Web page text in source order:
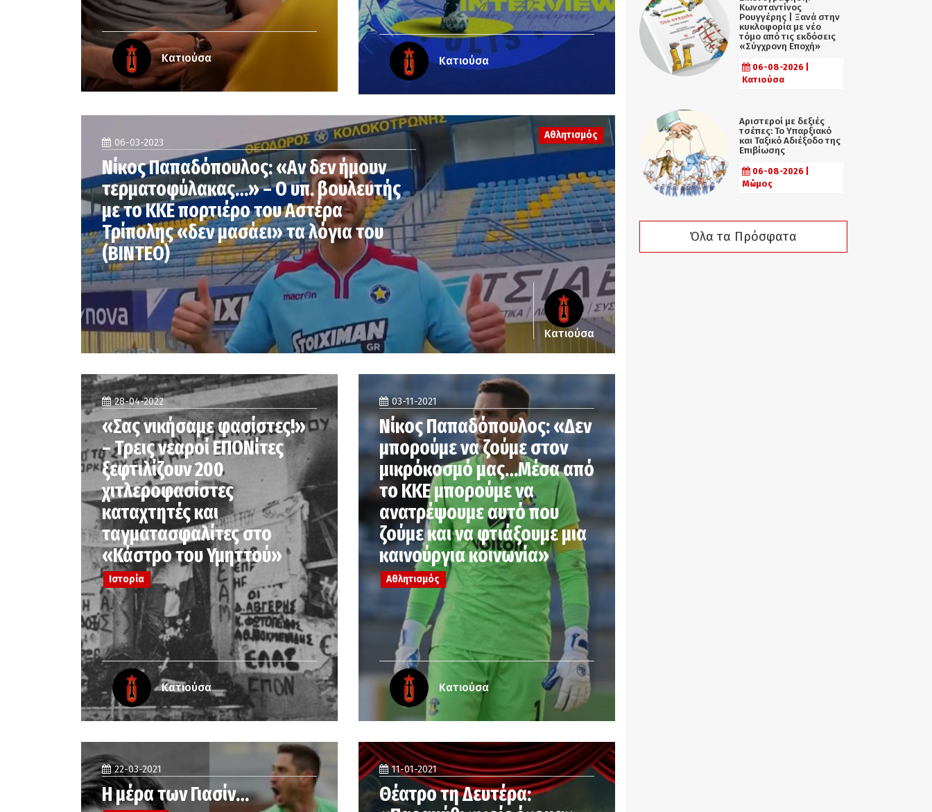
Κατιούσα Κατιούσα
Αθλητισμός
06-03-2023
Νίκος Παπαδόπουλος: «Αν δεν ήμουν
τερματοφύλακας…» – Ο υπ. βουλευτής
με το ΚΚΕ πορτιέρο του Αστέρα
Τρίπολης «δεν μασάει» τα λόγια του
(ΒΙΝΤΕΟ)
Κατιούσα
28-04-2022
«Σας νικήσαμε φασίστες!»
– Τρεις νεαροί ΕΠΟΝίτες
ξεφτιλίζουν 200
χιτλεροφασίστες
καταχτητές και
ταγματασφαλίτες στο
«Κάστρο του Υμηττού»
Ιστορία
Κατιούσα
03-11-2021
Νίκος Παπαδόπουλος: «Δεν
μπορούμε να ζούμε στον
μικρόκοσμό μας…Μέσα από
το ΚΚΕ μπορούμε να
ανατρέψουμε αυτό που
ζούμε και να φτιάξουμε μια
καινούργια κοινωνία»
Αθλητισμός
Κατιούσα
22-03-2021
Η μέρα των Γιασίν…
11-01-2021
Θέατρο τη Δευτέρα:
Κωνσταντίνος
Ρουγγέρης | Ξανά στην
κυκλοφορία με νέο
τόμο από τις εκδόσεις
«Σύγχρονη Εποχή»
06-08-2026 |
Κατιούσα
Αριστεροί με δεξιές
τσέπες: Το Υπαρξιακό
και Ταξικό Αδιέξοδο της
Επιβίωσης
06-08-2026 |
Μώμος
Όλα τα Πρόσφατα